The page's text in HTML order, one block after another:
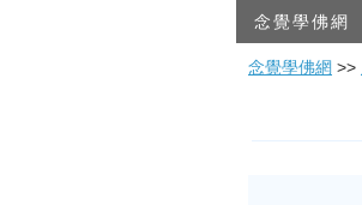
念覺學佛網
念覺學佛網 >>